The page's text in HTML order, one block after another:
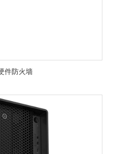
件防火墙